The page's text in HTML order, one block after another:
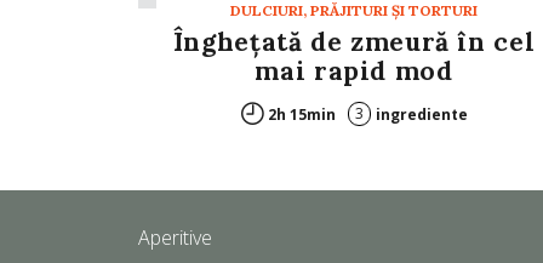
DULCIURI, PRĂJITURI ȘI TORTURI
Înghețată de zmeură în cel
mai rapid mod
2h 15min 3 ingrediente
Aperitive